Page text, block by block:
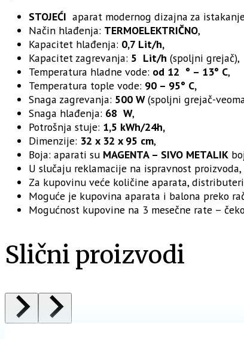
STOJEĆI aparat modernog dizajna za
Način hlađenja: TERMOELEKTRIČNO,
Kapacitet hlađenja: 0,7 Lit/h,
Kapacitet zagrevanja: 5 Lit/h (spoljni grejač),
Temperatura hladne vode: od 12 ° – 13° C,
Temperatura tople vode: 90 – 95° C,
Snaga zagrevanja: 500 W(spoljni grejač-
Snaga hlađenja: 68 W,
Potrošnja stuje: 1,5 kWh/24h,
Dimenzije: 32 x 32 x 95 cm,
Boja: aparati su MAGENTA – SIVO METALIK
U slučaju reklamacije na ispravnost
Za kupovinu veće količine aparata,
Moguće je kupovina aparata i balona preko
Mogućnost kupovine na 3 mesečne rate –
Slični proizvodi